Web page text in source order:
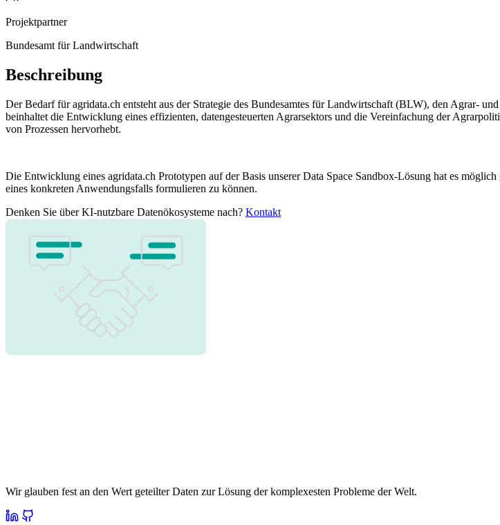
Projektpartner
Bundesamt für Landwirtschaft
Beschreibung
Der Bedarf für agridata.ch entsteht aus der Strategie des Bundesamtes für Landwirtschaft (BLW), den Agrar-
beinhaltet die Entwicklung eines effizienten, datengesteuerten Agrarsektors und die Vereinfachung der
von Prozessen hervorhebt.
Die Entwicklung eines agridata.ch Prototypen auf der Basis unserer Data Space Sandbox-Lösung hat es
eines konkreten Anwendungsfalls formulieren zu können.
Denken Sie über KI-nutzbare Datenökosysteme nach? Kontakt
Wir glauben fest an den Wert geteilter Daten zur Lösung der komplexesten Probleme der Welt.